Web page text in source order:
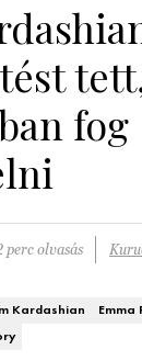
fog
perc olvasás
Kardashian Emma